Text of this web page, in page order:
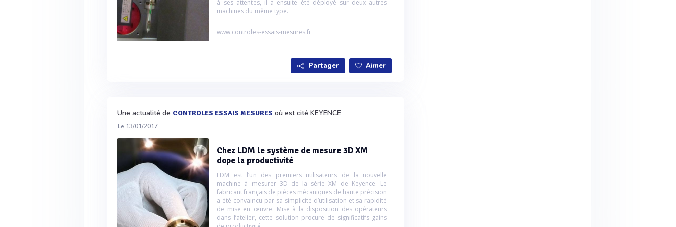
à ses attentes, il a ensuite été déployé sur deux autres
machines du même type.
www.controles-essais-mesures.fr
Partager Aimer
Une actualité de CONTROLES ESSAIS MESURES où est cité KEYENCE
Le 13/01/2017
Chez LDM le système de mesure 3D XM
dope la productivité
LDM est l’un des premiers utilisateurs de la nouvelle
machine à mesurer 3D de la série XM de Keyence. Le
fabricant français de pièces mécaniques de haute précision
a été convaincu par sa simplicité d’utilisation et sa rapidité
de mise en œuvre. Mise à la disposition des opérateurs
dans l’atelier, cette solution procure de significatifs gains